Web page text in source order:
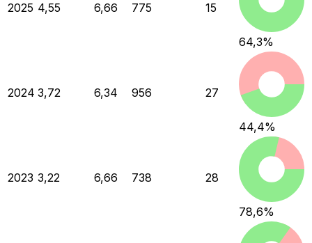
2025 4,55 6,66 775 15
64,3%
2024 3,72 6,34 956 27
44,4%
2023 3,22 6,66 738 28
78,6%